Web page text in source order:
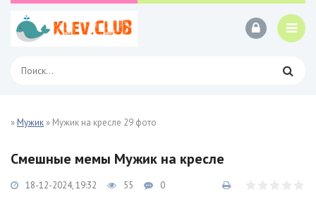
»Мужик » Мужик на кресле 29 фото
Смешные мемы Мужик на кресле
18-12-2024, 19:32 55 0